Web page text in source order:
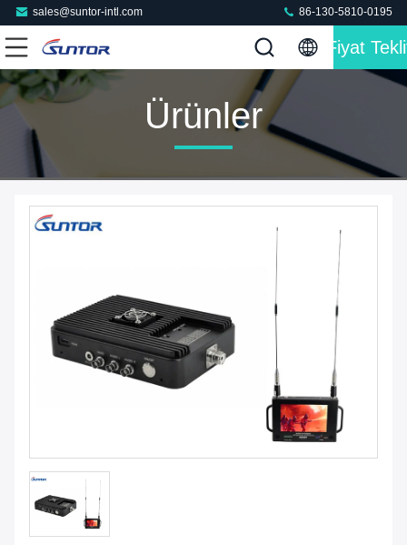
sales@suntor-intl.com 86-130-5810-0195
Fiyat
Ürünler